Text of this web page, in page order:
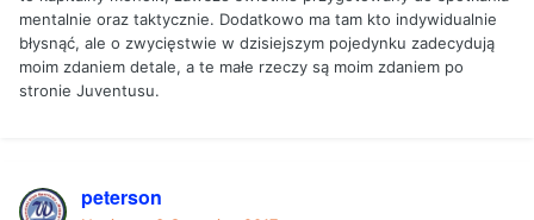
mentalnie oraz taktycznie. Dodatkowo ma tam kto indywidualnie
błysnąć, ale o zwycięstwie w dzisiejszym pojedynku zadecydują
moim zdaniem detale, a te małe rzeczy są moim zdaniem po
stronie Juventusu.
peterson